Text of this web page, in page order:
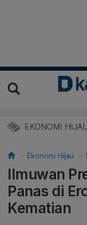
EKONOMI
Energi
Ekonomi Hijau
Ilmuwan
Panas di
Kematian